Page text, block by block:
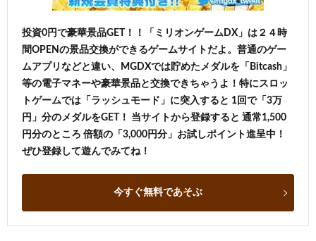
投資0円で豪華景品GET！！「ミリオンゲームDX」は２４時
間OPENの景品交換ができるゲームサイトだよ。普通のゲー
ムアプリなどと違い、MGDXでは貯めたメダルを「Bitcash」
等の電子マネーや豪華景品と交換できちゃうよ！特にスロッ
トゲームでは「ラッシュモード」に突入すると 1回で「3万
円」分のメダルをGET！ 当サイトから登録すると 通常1,500
円分のところ 倍額の「3,000円分」お試しポイント進呈中！
ぜひ登録して遊んでみてね！
今すぐ無料であそぶ